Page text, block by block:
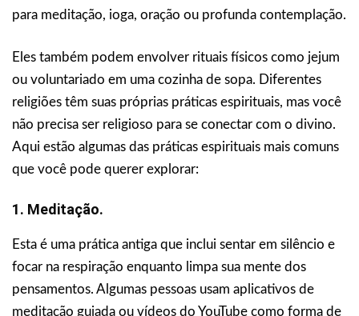
para meditação, ioga, oração ou profunda contemplação.
Eles também podem envolver rituais físicos como jejum
ou voluntariado em uma cozinha de sopa. Diferentes
religiões têm suas próprias práticas espirituais, mas você
não precisa ser religioso para se conectar com o divino.
Aqui estão algumas das práticas espirituais mais comuns
que você pode querer explorar:
1. Meditação.
Esta é uma prática antiga que inclui sentar em silêncio e
focar na respiração enquanto limpa sua mente dos
pensamentos. Algumas pessoas usam aplicativos de
meditação guiada ou vídeos do YouTube como forma de